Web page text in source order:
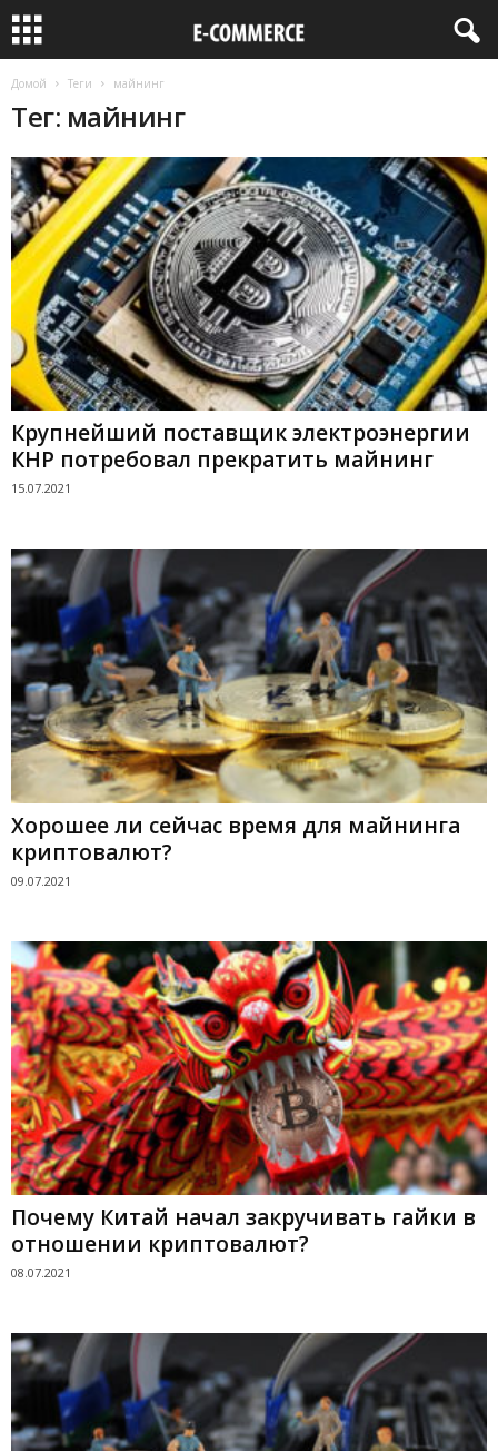
Домой Теги майнинг
Тег: майнинг
Крупнейший поставщик электроэнергии
КНР потребовал прекратить майнинг
15.07.2021
Хорошее ли сейчас время для майнинга
криптовалют?
09.07.2021
Почему Китай начал закручивать гайки в
отношении криптовалют?
08.07.2021